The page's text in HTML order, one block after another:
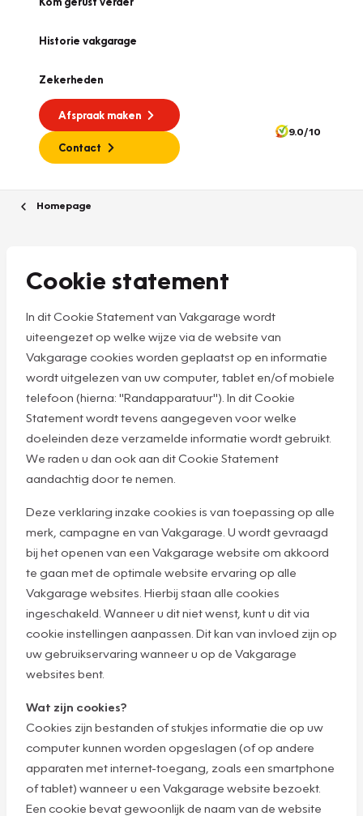
Historie vakgarage
Zekerheden
Afspraak maken
Contact
9.0/10
Homepage
Cookie statement
In dit Cookie Statement van Vakgarage wordt
uiteengezet op welke wijze via de website van
Vakgarage cookies worden geplaatst op en informatie
wordt uitgelezen van uw computer, tablet en/of mobiele
telefoon (hierna: "Randapparatuur"). In dit Cookie
Statement wordt tevens aangegeven voor welke
doeleinden deze verzamelde informatie wordt gebruikt.
We raden u dan ook aan dit Cookie Statement
aandachtig door te nemen.
Deze verklaring inzake cookies is van toepassing op alle
merk, campagne en van Vakgarage. U wordt gevraagd
bij het openen van een Vakgarage website om akkoord
te gaan met de optimale website ervaring op alle
Vakgarage websites. Hierbij staan alle cookies
ingeschakeld. Wanneer u dit niet wenst, kunt u dit via
cookie instellingen aanpassen. Dit kan van invloed zijn op
uw gebruikservaring wanneer u op de Vakgarage
websites bent.
Wat zijn cookies?
Cookies zijn bestanden of stukjes informatie die op uw
computer kunnen worden opgeslagen (of op andere
apparaten met internet-toegang, zoals een smartphone
of tablet) wanneer u een Vakgarage website bezoekt.
Een cookie bevat gewoonlijk de naam van de website